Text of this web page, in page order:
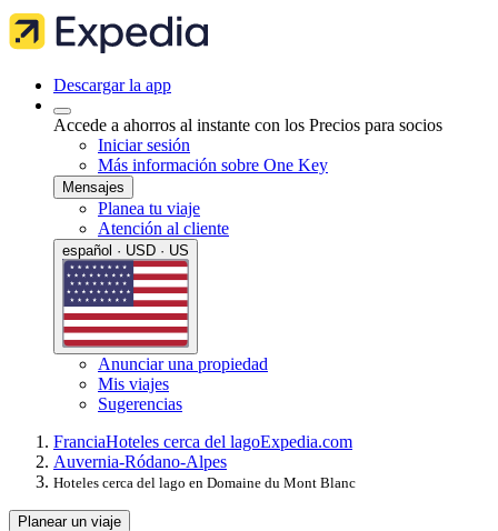
Descargar la app
Accede a ahorros al instante con los Precios para socios
Iniciar sesión
Más información sobre One Key
Mensajes
Planea tu viaje
Atención al cliente
español · USD · US
Anunciar una propiedad
Mis viajes
Sugerencias
FranciaHoteles cerca del lagoExpedia.com
Auvernia-Ródano-Alpes
Hoteles cerca del lago en Domaine du Mont Blanc
Planear un viaje